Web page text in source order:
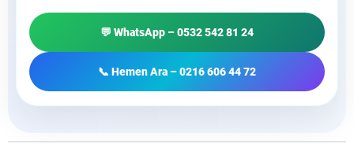
💬 WhatsApp – 0532 542 81 24
📞 Hemen Ara – 0216 606 44 72